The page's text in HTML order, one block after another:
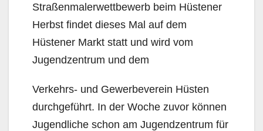
Straßenmalerwettbewerb beim Hüstener
Herbst findet dieses Mal auf dem
Hüstener Markt statt und wird vom
Jugendzentrum und dem
Verkehrs- und Gewerbeverein Hüsten
durchgeführt. In der Woche zuvor können
Jugendliche schon am Jugendzentrum für